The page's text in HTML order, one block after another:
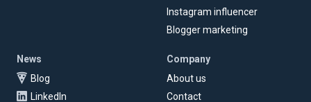
Instagram influencer
Blogger marketing
News
Blog
LinkedIn
Company
About us
Contact